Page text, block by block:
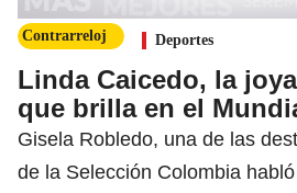
Contrarreloj Deportes
Linda Caicedo, la
que brilla en el
Gisela Robledo, una de las
de la Selección Colombia